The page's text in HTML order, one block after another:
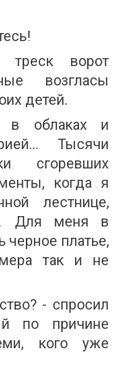
треск ворот
возгласы
детей.
в облаках и
Тысячи
сгоревших
когда я
лестнице,
Для меня в
платье,
так и не
- спросил
по причине
кого уже